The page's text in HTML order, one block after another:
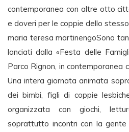
contemporanea con altre otto
e doveri per le coppie dello
maria teresa martinengoSono
lanciati dalla «Festa delle
Parco Rignon, in contemporanea
Una intera giornata animata
dei bimbi, figli di coppie
organizzata con giochi,
soprattutto incontri con la